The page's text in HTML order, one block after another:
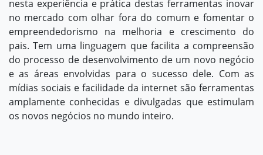
nesta experiência e prática destas ferramentas inovar
no mercado com olhar fora do comum e fomentar o
empreendedorismo na melhoria e crescimento do
pais. Tem uma linguagem que facilita a compreensão
do processo de desenvolvimento de um novo negócio
e as áreas envolvidas para o sucesso dele. Com as
mídias sociais e facilidade da internet são ferramentas
amplamente conhecidas e divulgadas que estimulam
os novos negócios no mundo inteiro.